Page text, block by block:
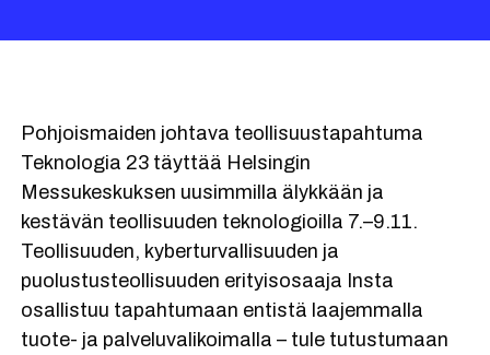
Pohjoismaiden johtava teollisuustapahtuma
Teknologia 23 täyttää Helsingin
Messukeskuksen uusimmilla älykkään ja
kestävän teollisuuden teknologioilla 7.–9.11.
Teollisuuden, kyberturvallisuuden ja
puolustusteollisuuden erityisosaaja Insta
osallistuu tapahtumaan entistä laajemmalla
tuote- ja palveluvalikoimalla – tule tutustumaan